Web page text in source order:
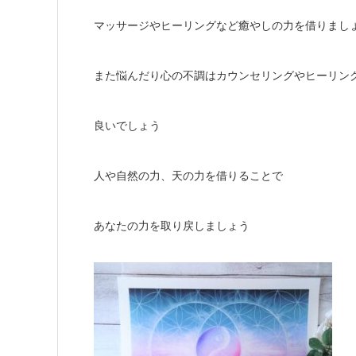
マッサージやヒーリングなど癒やしの力を借りまし
また悩んだり心の不調はカウンセリングやヒーリン
良いでしょう
人や自然の力、天の力を借りることで
あなたの力を取り戻しましょう